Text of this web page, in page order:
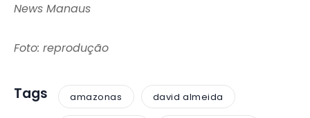
News Manaus
Foto: reprodução
Tags amazonas david almeida